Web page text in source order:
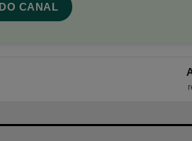
CANAL